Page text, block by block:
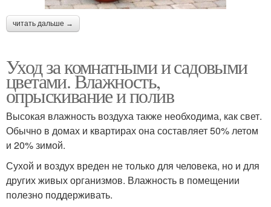
читать дальше →
Уход за комнатными и садовыми
цветами. Влажность,
опрыскивание и полив
Высокая влажность воздуха также необходима, как свет.
Обычно в домах и квартирах она составляет 50% летом
и 20% зимой.
Сухой и воздух вреден не только для человека, но и для
других живых организмов. Влажность в помещении
полезно поддерживать.